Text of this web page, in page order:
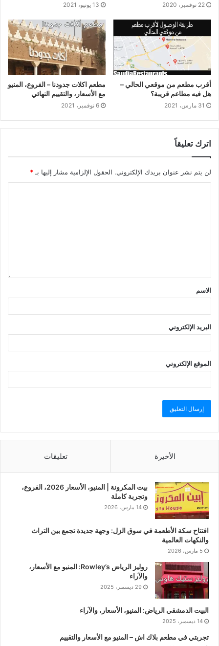
22 نوفمبر، 2020 13 يونيو، 2021
أقرب مطعم من موقعي الحالي –
هل فيه مطاعم قريبة؟
31 مارس، 2021
مطعم اكلات جدودنا – الفروع، المنيو
مع الأسعار، والتقييم النهائي
6 نوفمبر، 2021
اترك تعليقاً
لن يتم نشر عنوان بريدك الإلكتروني. الحقول الإلزامية مشار إليها بـ *
الاسم
البريد الإلكتروني
الموقع الإلكتروني
الأخيرة تعليقات
بيت المكرونة | المنيو، الأسعار 2026، الفروع،
وتجربة كاملة
14 مارس، 2026
افتتاح سكة الأطعمة في سوق الزل: وجهة جديدة تجمع بين التراث
والنكهات العالمية
5 مارس، 2026
روليز الرياض Rowley’s: المنيو مع الأسعار،
والآراء
29 ديسمبر، 2025
البيت الدمشقي الرياض: المنيو، الأسعار، والآراء
14 ديسمبر، 2025
تجربتي في مطعم بلاك اش – المنيو مع الأسعار والتقييم